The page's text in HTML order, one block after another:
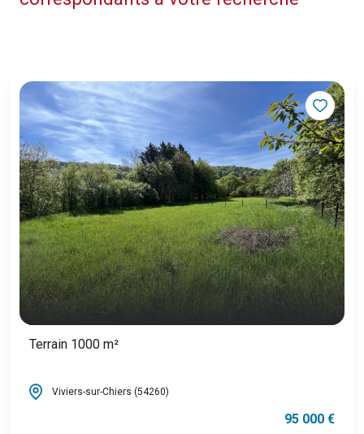
Terrain 1000 m²
Viviers-sur-Chiers (54260)
95 000 €